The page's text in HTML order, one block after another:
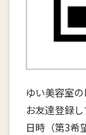
ゆい美容室
お友達登録
日時（第3希